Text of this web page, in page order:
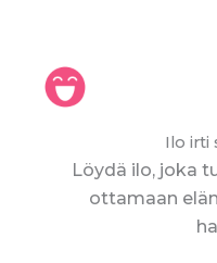
Ilo irti
Löydä ilo, joka
ottamaan